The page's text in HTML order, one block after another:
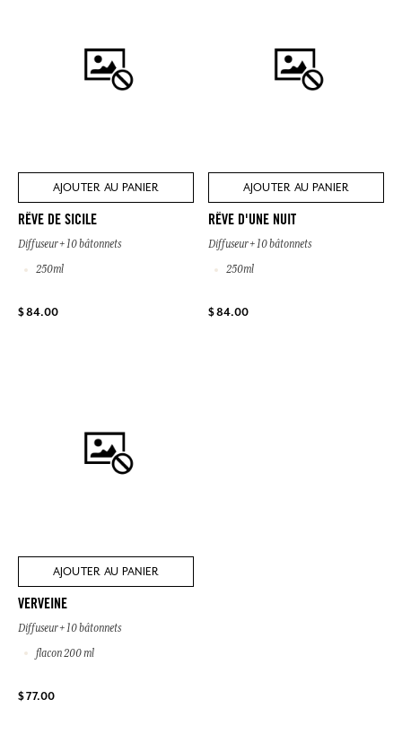
AJOUTER AU PANIER
RÊVE DE SICILE
Diffuseur + 10 bâtonnets
250ml
$ 84.00
AJOUTER AU PANIER
RÊVE D'UNE NUIT
Diffuseur + 10 bâtonnets
250ml
$ 84.00
AJOUTER AU PANIER
VERVEINE
Diffuseur + 10 bâtonnets
flacon 200 ml
$ 77.00